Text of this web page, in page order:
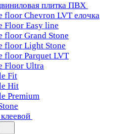
плитка ПВХ
floor Chevron LVT елочка
Floor Easy line
floor Grand Stone
floor Light Stone
floor Parquet LVT
Floor Ultra
Fit
Hit
Premium